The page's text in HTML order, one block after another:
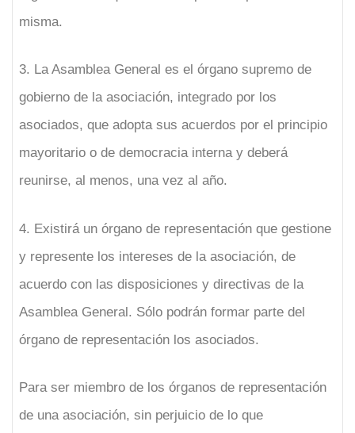
misma.
3. La Asamblea General es el órgano supremo de
gobierno de la asociación, integrado por los
asociados, que adopta sus acuerdos por el principio
mayoritario o de democracia interna y deberá
reunirse, al menos, una vez al año.
4. Existirá un órgano de representación que gestione
y represente los intereses de la asociación, de
acuerdo con las disposiciones y directivas de la
Asamblea General. Sólo podrán formar parte del
órgano de representación los asociados.
Para ser miembro de los órganos de representación
de una asociación, sin perjuicio de lo que